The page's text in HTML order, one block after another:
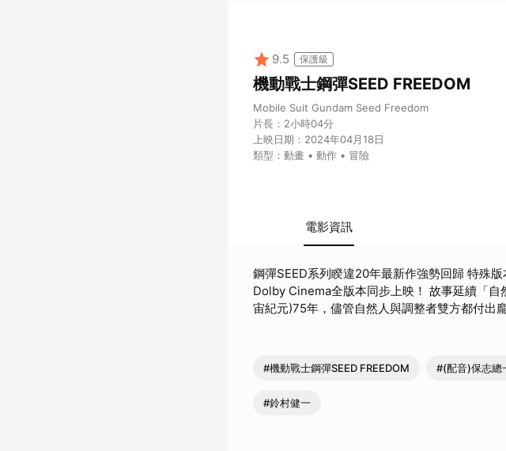
9.5 保護級
機動戰士鋼彈SEED FREEDOM
Mobile Suit Gundam Seed Freedom
片長： 2小時04分
上映日期： 2024年04月18日
類型： 動畫 • 動作 • 冒險
電影資訊
鋼彈SEED系列睽違20年最新作強勢回歸 特殊
Dolby Cinema全版本同步上映！ 故事延續「自然人」與「調整者」之間的矛盾與衝突，時間來到C.E.(宇
宙紀元)75年，儘管自然人與調整者雙方都付出
國」提倡以聯合作戰的形式進攻藍色宇宙總部，這
Medi
#機動戰士鋼彈SEED FREEDOM #(配音)保志總
#鈴村健一